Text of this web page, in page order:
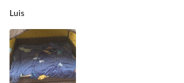
Luis